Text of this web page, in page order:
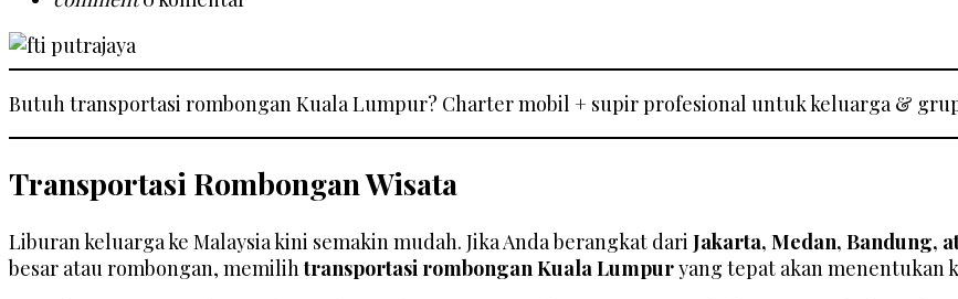
Butuh transportasi rombongan Kuala Lumpur? Charter mobil + supir profesional untuk keluarga &
Transportasi Rombongan Wisata
Liburan keluarga ke Malaysia kini semakin mudah. Jika Anda berangkat dari Jakarta, Medan, Bandung,
besar atau rombongan, memilihtransportasi rombongan Kuala Lumpuryang tepat akan menentukan